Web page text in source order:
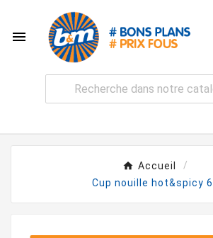

Accueil
Cup nouille hot&spicy